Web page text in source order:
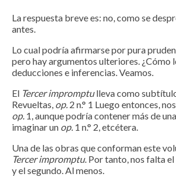
La respuesta breve es: no, como se
antes.
Lo cual podría afirmarse por pura
pero hay argumentos ulteriores. ¿Cómo
deducciones e inferencias. Veamos.
El Tercer impromptulleva como
Revueltas, op. 2 n.° 1 Luego entonces,
op. 1, aunque podría contener más de
imaginar un op. 1 n.° 2, etcétera.
Una de las obras que conforman este
Tercer impromptu. Por tanto, nos falta
y el segundo. Al menos.